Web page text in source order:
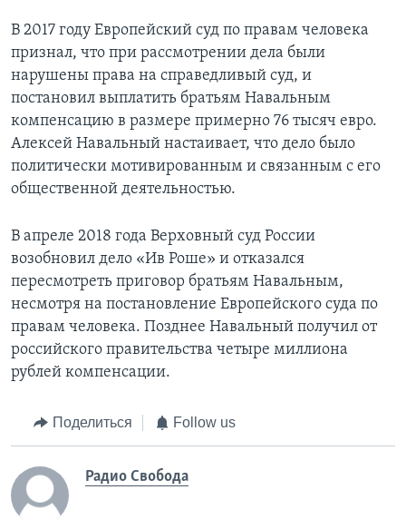
В 2017 году Европейский суд по правам человека
признал, что при рассмотрении дела были
нарушены права на справедливый суд, и
постановил выплатить братьям Навальным
компенсацию в размере примерно 76 тысяч евро.
Алексей Навальный настаивает, что дело было
политически мотивированным и связанным с его
общественной деятельностью.​
В апреле 2018 года Верховный суд России
возобновил дело «Ив Роше» и отказался
пересмотреть приговор братьям Навальным,
несмотря на постановление Европейского суда по
правам человека. Позднее Навальный получил от
российского правительства четыре миллиона
рублей компенсации.
Поделиться Follow us
Радио Свобода